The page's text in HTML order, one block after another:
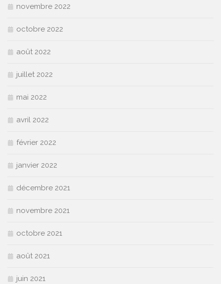
novembre 2022
octobre 2022
août 2022
juillet 2022
mai 2022
avril 2022
février 2022
janvier 2022
décembre 2021
novembre 2021
octobre 2021
août 2021
juin 2021